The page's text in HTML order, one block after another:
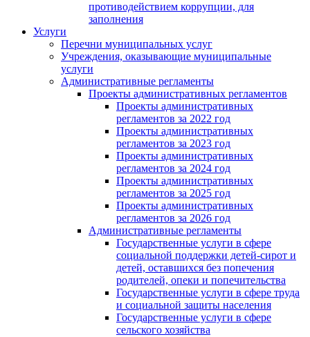
противодействием коррупции, для
заполнения
Услуги
Перечни муниципальных услуг
Учреждения, оказывающие муниципальные
услуги
Административные регламенты
Проекты административных регламентов
Проекты административных
регламентов за 2022 год
Проекты административных
регламентов за 2023 год
Проекты административных
регламентов за 2024 год
Проекты административных
регламентов за 2025 год
Проекты административных
регламентов за 2026 год
Административные регламенты
Государственные услуги в сфере
социальной поддержки детей-сирот и
детей, оставшихся без попечения
родителей, опеки и попечительства
Государственные услуги в сфере труда
и социальной защиты населения
Государственные услуги в сфере
сельского хозяйства